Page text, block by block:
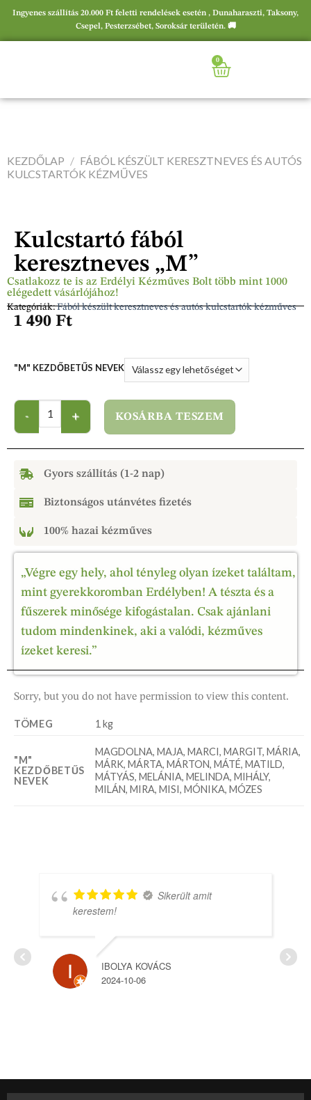
Ingyenes szállítás 20.000 Ft feletti rendelések esetén , Dunaharaszti, Taksony,
Csepel, Pesterzsébet, Soroksár területén. 🚚
0
Csatlakozz te is az Erdélyi Kézműves Bolt több mint 1000
elégedett vásárlójához!
Kategóriák:Fából készült keresztneves és autós kulcstartók kézműves
Kulcstartó fából
keresztneves „M”
1 490 Ft
"M" KEZDŐBETŰS NEVEK
KOSÁRBA TESZEM
Gyors szállítás (1-2 nap)
Biztonságos utánvétes fizetés
100% hazai kézműves
„Végre egy hely, ahol tényleg olyan ízeket találtam,
mint gyerekkoromban Erdélyben! A tészta és a
fűszerek minősége kifogástalan. Csak ajánlani
tudom mindenkinek, aki a valódi, kézműves
ízeket keresi.”
Sorry, but you do not have permission to view this content.
TÖMEG 1 kg
"M"
KEZDŐBETŰS
NEVEK
MAGDOLNA, MAJA, MARCI, MARGIT, MÁRIA,
MÁRK, MÁRTA, MÁRTON, MÁTÉ, MATILD,
MÁTYÁS, MELÁNIA, MELINDA, MIHÁLY,
MILÁN, MIRA, MISI, MÓNIKA, MÓZES
KEZDŐLAP / FÁBÓL KÉSZÜLT KERESZTNEVES ÉS AUTÓS
KULCSTARTÓK KÉZMŰVES